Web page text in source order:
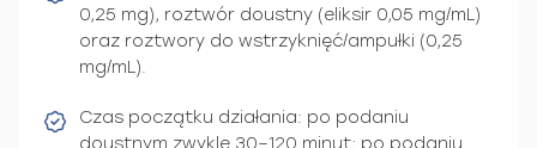
0,25 mg), roztwór doustny (eliksir 0,05 mg/mL)
oraz roztwory do wstrzyknięć/ampułki (0,25
mg/mL).
Czas początku działania: po podaniu
doustnym zwykle 30–120 minut; po podaniu